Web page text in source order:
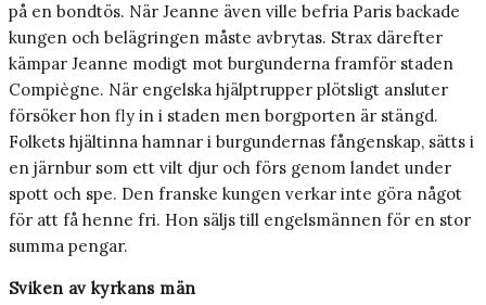
på en bondtös. När Jeanne även ville befria Paris backade
kungen och belägringen måste avbrytas. Strax därefter
kämpar Jeanne modigt mot burgunderna framför staden
Compiègne. När engelska hjälptrupper plötsligt ansluter
försöker hon fly in i staden men borgporten är stängd.
Folkets hjältinna hamnar i burgundernas fångenskap, sätts i
en järnbur som ett vilt djur och förs genom landet under
spott och spe. Den franske kungen verkar inte göra något
för att få henne fri. Hon säljs till engelsmännen för en stor
summa pengar.
Sviken av kyrkans män